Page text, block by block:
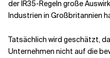
der IR35-Regeln große
Industrien in Großbritannien
Tatsächlich wird geschätzt,
Unternehmen nicht auf die